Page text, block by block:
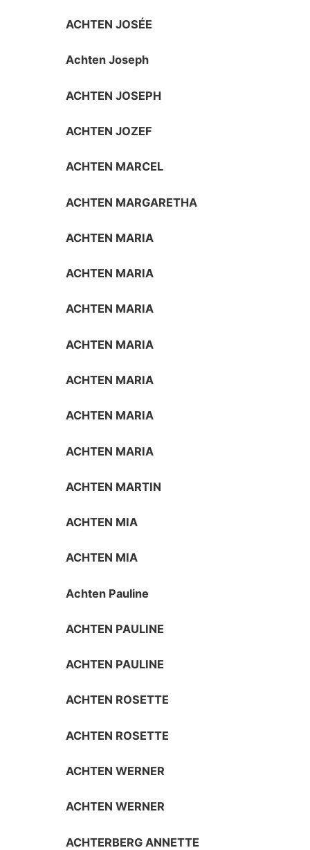
ACHTEN JOSÉE
Achten Joseph
ACHTEN JOSEPH
ACHTEN JOZEF
ACHTEN MARCEL
ACHTEN MARGARETHA
ACHTEN MARIA
ACHTEN MARIA
ACHTEN MARIA
ACHTEN MARIA
ACHTEN MARIA
ACHTEN MARIA
ACHTEN MARIA
ACHTEN MARTIN
ACHTEN MIA
ACHTEN MIA
Achten Pauline
ACHTEN PAULINE
ACHTEN PAULINE
ACHTEN ROSETTE
ACHTEN ROSETTE
ACHTEN WERNER
ACHTEN WERNER
ACHTERBERG ANNETTE